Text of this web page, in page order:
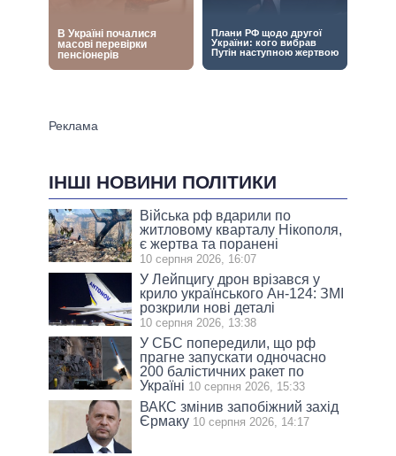
ІНШІ НОВИНИ ПОЛІТИКИ
Війська рф вдарили по
житловому кварталу Нікополя,
є жертва та поранені
10 серпня 2026, 16:07
У Лейпцигу дрон врізався у
крило українського Ан-124: ЗМІ
розкрили нові деталі
10 серпня 2026, 13:38
У СБС попередили, що рф
прагне запускати одночасно
200 балістичних ракет по
Україні 10 серпня 2026, 15:33
ВАКС змінив запобіжний захід
Єрмаку 10 серпня 2026, 14:17